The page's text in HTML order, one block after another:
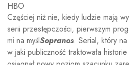
HBO
Częściej niż nie, kiedy ludzie mają
serii przestępczości, pierwszym
mi na myślSopranos. Serial, który
w jaki publiczność traktowała